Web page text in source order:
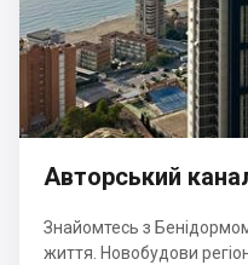
Авторський
Знайомтесь з
життя. Новобудови